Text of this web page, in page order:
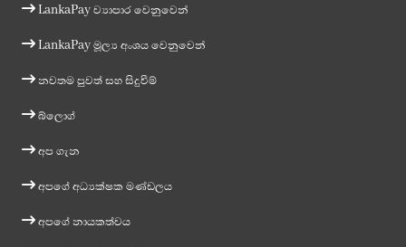
LankaPay ව්‍යාපාර වෙනුවෙන්
LankaPay මූල්‍ය අංශය වෙනුවෙන්
නවතම පුවත් සහ සිදුවීම්
බ්ලොග්
අප ගැන
අපගේ අධ්‍යක්ෂක මණ්ඩලය
අපගේ නායකත්වය